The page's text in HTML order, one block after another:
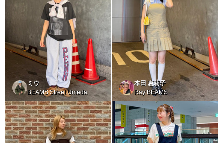
ミウ
BEAMS Street Umeda
本田 恵莉子
Ray BEAMS